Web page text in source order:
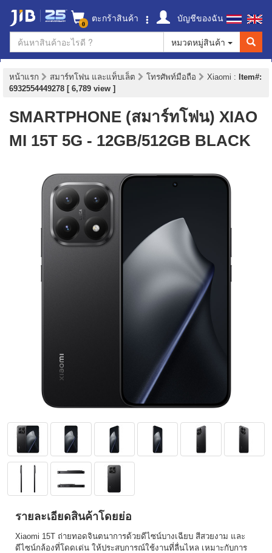
0 ตะกร้าสินค้า
บัญชีของฉัน
หมวดหมู่สินค้า
หน้าแรก สมาร์ทโฟน และแท็บเล็ต โทรศัพท์มือถือ Xiaomi : Item#:
6932554449278 [ 6,789 view ]
SMARTPHONE (สมาร์ทโฟน) XIAO
MI 15T 5G - 12GB/512GB BLACK
รายละเอียดสินค้าโดยย่อ
Xiaomi 15T ถ่ายทอดจินตนาการด้วยดีไซน์บางเฉียบ สีสวยงาม และ
ดีไซน์กล้องที่โดดเด่น ให้ประสบการณ์ใช้งานที่ลื่นไหล เหมาะกับการ